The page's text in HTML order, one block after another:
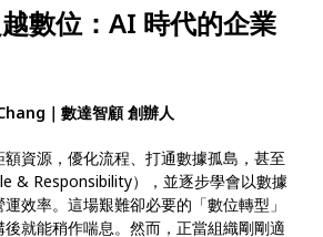
數位：AI 時代的企業
｜數達智顧 創辦人
資源，優化流程、打通數據孤島，甚至
& Responsibility），並逐步學會以數據
效率。這場艱難卻必要的「數位轉型」
就能稍作喘息。然而，正當組織剛剛適